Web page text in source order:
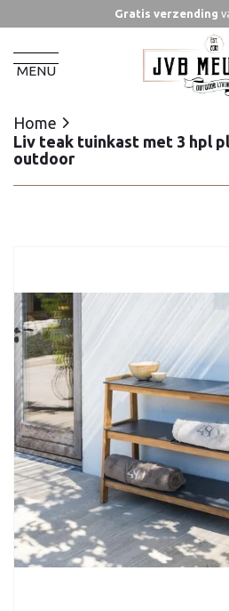
Gratis verzending
MENU
Home
Liv teak tuinkast met 3 hpl
outdoor
Home
Liv teak tuinkast met 3 hpl
outdoor